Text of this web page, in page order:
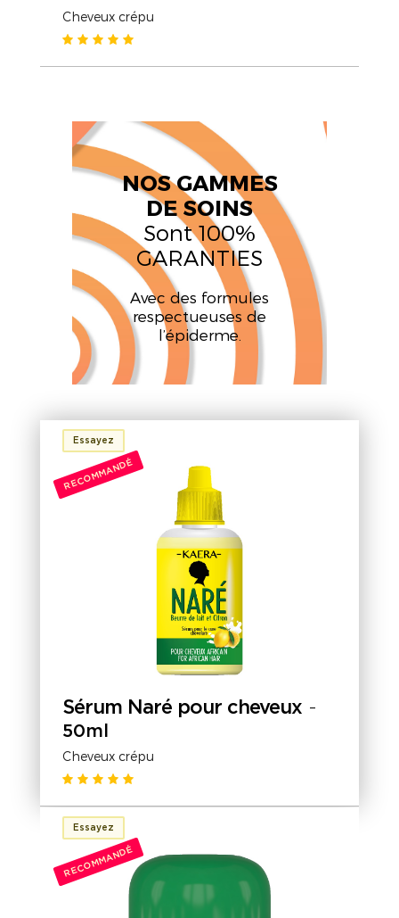
Cheveux crépu
NOS GAMMES
DE SOINS
Sont 100%
GARANTIES
Avec des formules
respectueuses de
l’épiderme.
Essayez
RECOMMANDÉ
Sérum Naré pour cheveux-
50ml
Cheveux crépu
Essayez
RECOMMANDÉ